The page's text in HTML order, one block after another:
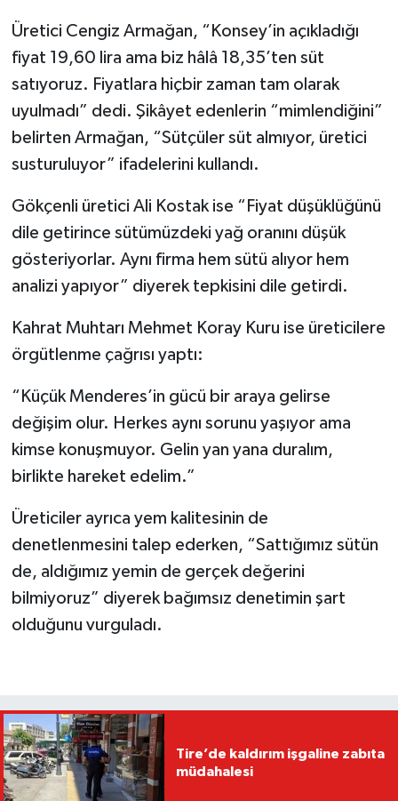
Üretici Cengiz Armağan, “Konsey’in açıkladığı
fiyat 19,60 lira ama biz hâlâ 18,35’ten süt
satıyoruz. Fiyatlara hiçbir zaman tam olarak
uyulmadı” dedi. Şikâyet edenlerin “mimlendiğini”
belirten Armağan, “Sütçüler süt almıyor, üretici
susturuluyor” ifadelerini kullandı.
Gökçenli üretici Ali Kostak ise “Fiyat düşüklüğünü
dile getirince sütümüzdeki yağ oranını düşük
gösteriyorlar. Aynı firma hem sütü alıyor hem
analizi yapıyor” diyerek tepkisini dile getirdi.
Kahrat Muhtarı Mehmet Koray Kuru ise üreticilere
örgütlenme çağrısı yaptı:
“Küçük Menderes’in gücü bir araya gelirse
değişim olur. Herkes aynı sorunu yaşıyor ama
kimse konuşmuyor. Gelin yan yana duralım,
birlikte hareket edelim.”
Üreticiler ayrıca yem kalitesinin de
denetlenmesini talep ederken, “Sattığımız sütün
de, aldığımız yemin de gerçek değerini
bilmiyoruz” diyerek bağımsız denetimin şart
olduğunu vurguladı.
Tire’de kaldırım işgaline zabıta
müdahalesi